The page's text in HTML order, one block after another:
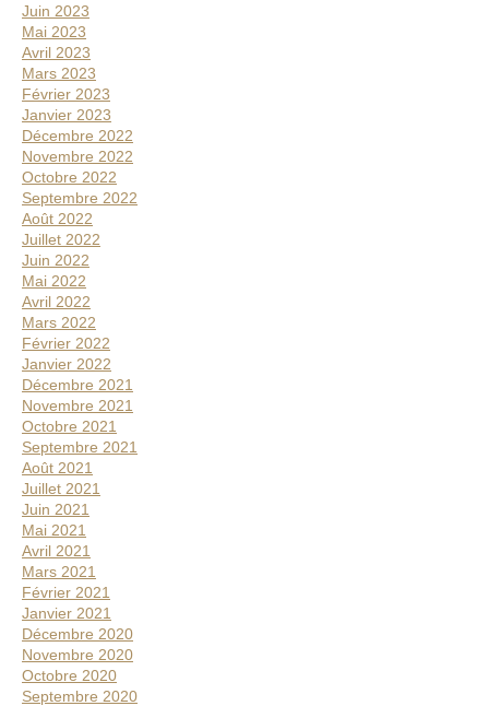
Juin 2023
Mai 2023
Avril 2023
Mars 2023
Février 2023
Janvier 2023
Décembre 2022
Novembre 2022
Octobre 2022
Septembre 2022
Août 2022
Juillet 2022
Juin 2022
Mai 2022
Avril 2022
Mars 2022
Février 2022
Janvier 2022
Décembre 2021
Novembre 2021
Octobre 2021
Septembre 2021
Août 2021
Juillet 2021
Juin 2021
Mai 2021
Avril 2021
Mars 2021
Février 2021
Janvier 2021
Décembre 2020
Novembre 2020
Octobre 2020
Septembre 2020